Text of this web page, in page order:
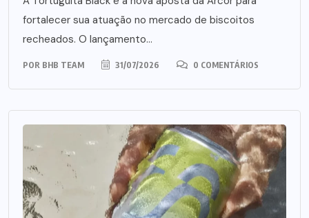
fortalecer sua atuação no mercado de biscoitos
recheados. O lançamento...
POR BHB TEAM 31/07/2026 0 COMENTÁRIOS